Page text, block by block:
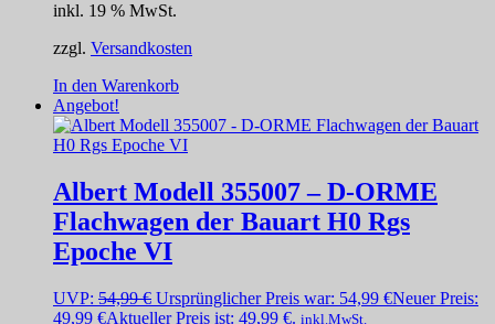
inkl. 19 % MwSt.
zzgl. Versandkosten
In den Warenkorb
Angebot!
Albert Modell 355007 – D-ORME
Flachwagen der Bauart H0 Rgs
Epoche VI
UVP: 54,99€ Ursprünglicher Preis war: 54,99 €Neuer Preis:
49,99 €Aktueller Preis ist: 49,99 €. inkl.MwSt.